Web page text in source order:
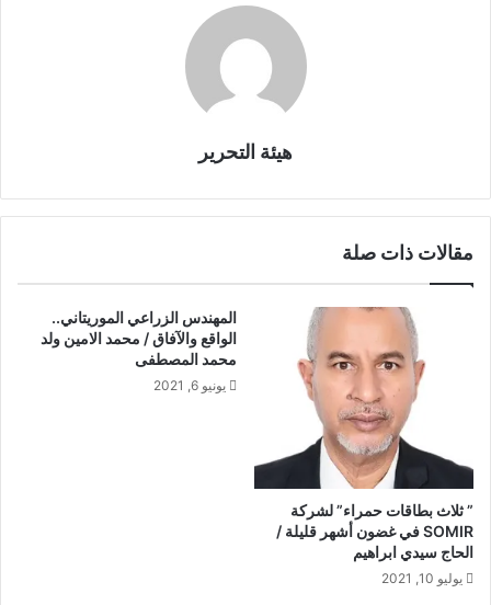
هيئة التحرير
مقالات ذات صلة
” ثلاث بطاقات حمراء” لشركة
SOMIR في غضون أشهر قليلة /
الحاج سيدي ابراهيم
يوليو 10, 2021
المهندس الزراعي الموريتاني..
الواقع والآفاق / محمد الامين ولد
محمد المصطفى
يونيو 6, 2021